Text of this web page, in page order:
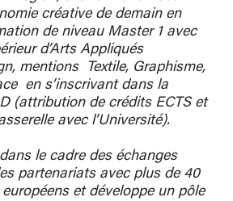
fairs, festivals, etc. All
by the
ésaatbenefit from
companies thanks to close
over decades. This collaboration
forms such as
and encounters,
projects. In addition,
with state-of-the-art
updated, providing
that are in line with the
créative de demain en
de niveau Master 1 avec
d’Arts Appliqués
mentions Textile, Graphisme,
en s’inscrivant dans la
(attribution de crédits ECTS et
avec l’Université).
le cadre des échanges
partenariats avec plus de 40
et développe un pôle